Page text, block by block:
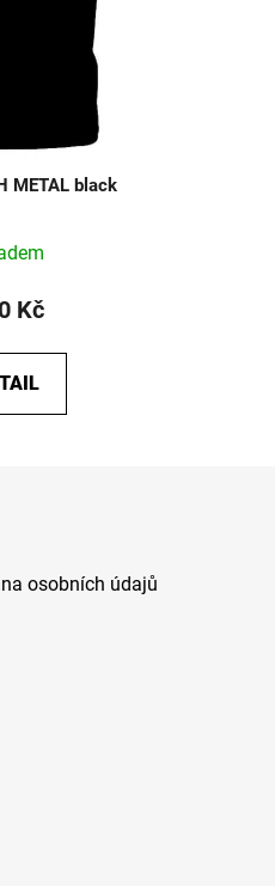
METAL black
Kč
osobních údajů